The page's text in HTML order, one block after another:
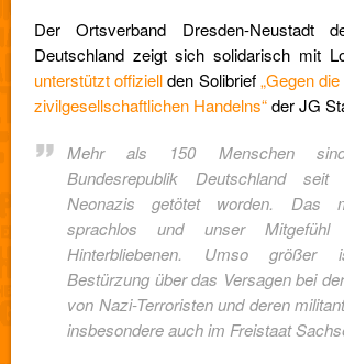
Der Ortsverband Dresden-Neustadt
Deutschland zeigt sich solidarisch mit
unterstützt offiziellden Solibrief„Gegen
zivilgesellschaftlichen Handelns“der JG
Mehr als 150 Menschen
Bundesrepublik Deutschland
Neonazis getötet worden. Das
sprachlos und unser
Hinterbliebenen. Umso größer
Bestürzung über das Versagen bei
von Nazi-Terroristen und deren
insbesondere auch im Freistaat